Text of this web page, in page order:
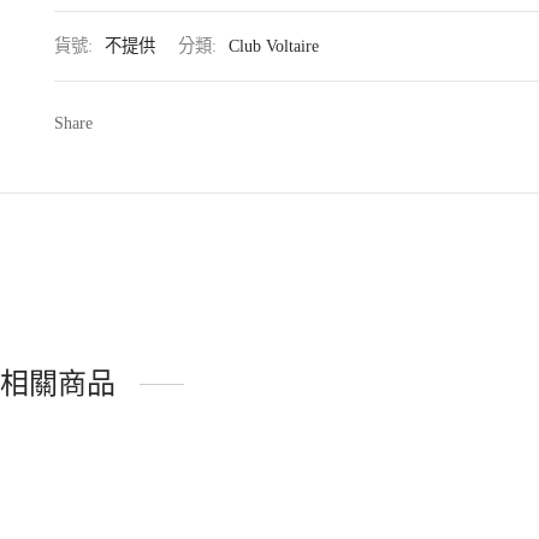
貨號: 不提供 分類: Club Voltaire
Share
相關商品